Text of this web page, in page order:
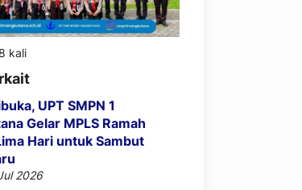
kali
UPT SMPN 1
Gelar MPLS Ramah
Hari untuk Sambut
2026